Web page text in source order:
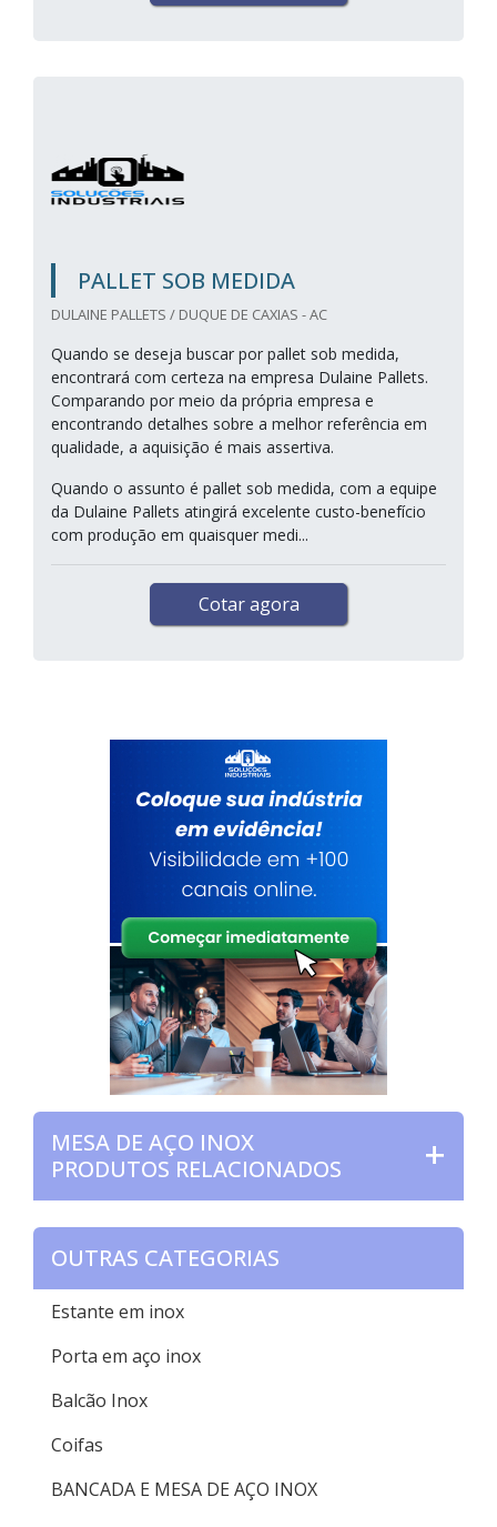
PALLET SOB MEDIDA
DULAINE PALLETS / DUQUE DE CAXIAS - AC
Quando se deseja buscar por pallet sob medida,
encontrará com certeza na empresa Dulaine Pallets.
Comparando por meio da própria empresa e
encontrando detalhes sobre a melhor referência em
qualidade, a aquisição é mais assertiva.
Quando o assunto é pallet sob medida, com a equipe
da Dulaine Pallets atingirá excelente custo-benefício
com produção em quaisquer medi...
Cotar agora
MESA DE AÇO INOX
PRODUTOS RELACIONADOS
OUTRAS CATEGORIAS
Estante em inox
Porta em aço inox
Balcão Inox
Coifas
BANCADA E MESA DE AÇO INOX